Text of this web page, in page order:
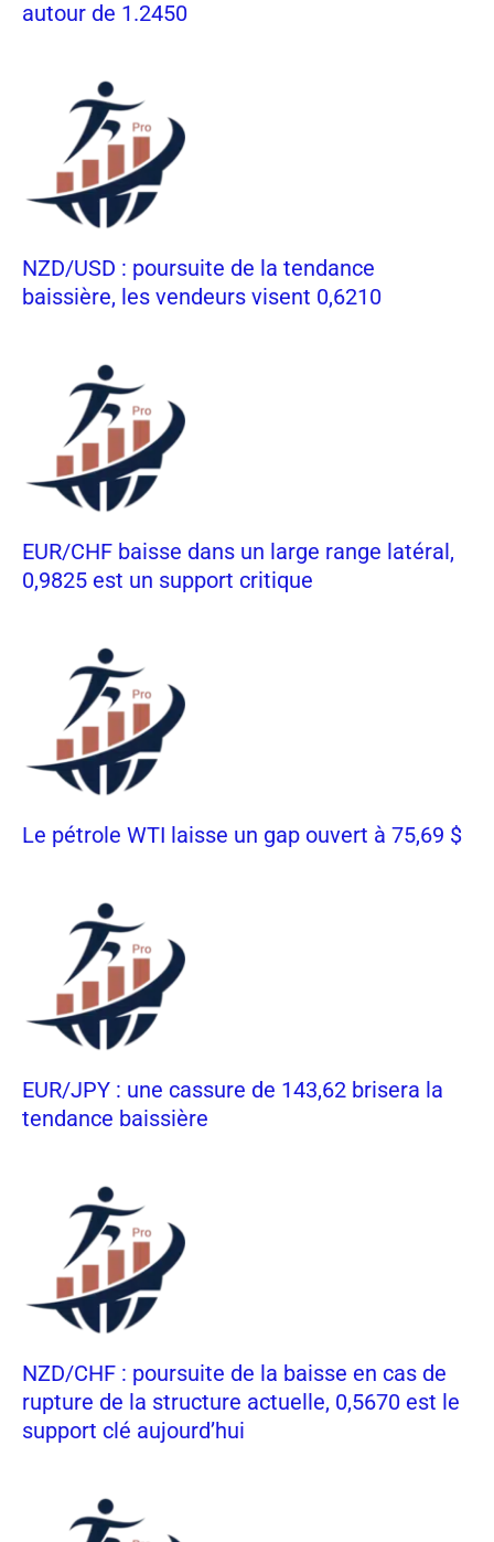
autour de 1.2450
NZD/USD : poursuite de la tendance
baissière, les vendeurs visent 0,6210
EUR/CHF baisse dans un large range latéral,
0,9825 est un support critique
Le pétrole WTI laisse un gap ouvert à 75,69 $
EUR/JPY : une cassure de 143,62 brisera la
tendance baissière
NZD/CHF : poursuite de la baisse en cas de
rupture de la structure actuelle, 0,5670 est le
support clé aujourd’hui